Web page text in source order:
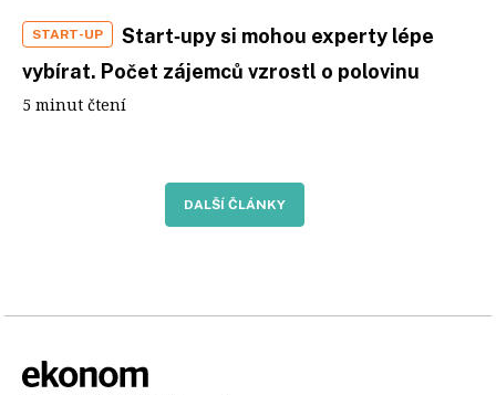
START-UP
Start‑upy si mohou experty lépe
vybírat. Počet zájemců vzrostl o polovinu
5 minut čtení
DALŠÍ ČLÁNKY